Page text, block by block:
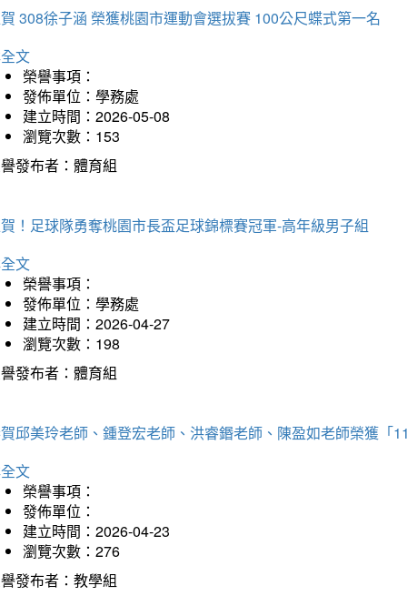
308徐子涵 榮獲桃園市運動會選拔賽 100公尺蝶式第一名
文
榮譽事項：
發佈單位：學務處
建立時間：2026-05-08
瀏覽次數：153
發布者：體育組
！足球隊勇奪桃園市長盃足球錦標賽冠軍-高年級男子組
文
榮譽事項：
發佈單位：學務處
建立時間：2026-04-27
瀏覽次數：198
發布者：體育組
邱美玲老師、鍾登宏老師、洪睿鍲老師、陳盈如老師榮獲「
文
榮譽事項：
發佈單位：
建立時間：2026-04-23
瀏覽次數：276
發布者：教學組